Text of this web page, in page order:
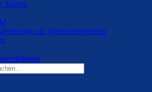
Touren
mit Widerrufsformular